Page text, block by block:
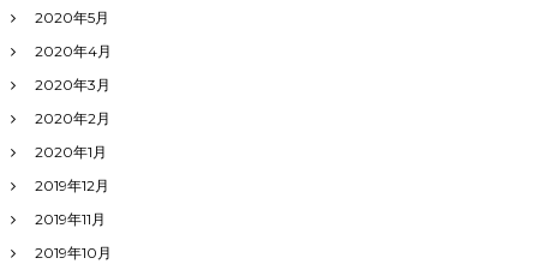
2020年5月
2020年4月
2020年3月
2020年2月
2020年1月
2019年12月
2019年11月
2019年10月